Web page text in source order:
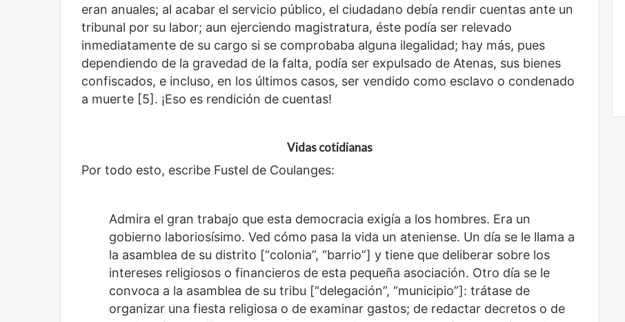
eran anuales; al acabar el servicio público, el ciudadano debía rendir cuentas ante un
tribunal por su labor; aun ejerciendo magistratura, éste podía ser relevado
inmediatamente de su cargo si se comprobaba alguna ilegalidad; hay más, pues
dependiendo de la gravedad de la falta, podía ser expulsado de Atenas, sus bienes
confiscados, e incluso, en los últimos casos, ser vendido como esclavo o condenado
a muerte [5]. ¡Eso es rendición de cuentas!
Vidas cotidianas
Por todo esto, escribe Fustel de Coulanges:
Admira el gran trabajo que esta democracia exigía a los hombres. Era un
gobierno laboriosísimo. Ved cómo pasa la vida un ateniense. Un día se le llama a
la asamblea de su distrito [“colonia”, “barrio”] y tiene que deliberar sobre los
intereses religiosos o financieros de esta pequeña asociación. Otro día se le
convoca a la asamblea de su tribu [“delegación”, “municipio”]: trátase de
organizar una fiesta religiosa o de examinar gastos; de redactar decretos o de